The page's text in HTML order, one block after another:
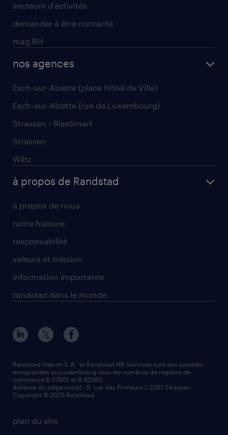
secteurs d’activités
demander à être contacté
mag RH
nos agences
Esch-sur-Alzette (place Hôtel de Ville)
Esch-sur-Alzette (rue de Luxembourg)
Strassen - RiseSmart
Strassen
Wiltz
à propos de Randstad
à propos de nous
notre histoire
responsabilité
valeurs et mission
information importante
randstad dans le monde
plan du site
Randstad Interim S.A. et Randstad HR Services sont des sociétés
enregistrées au Luxembourg sous les numéros de registre de
commerce B-27901 et B-82565.
Adresse du siège social : 5, rue des Primeurs L-2361 Strassen.
Copyright © 2025 Randstad.